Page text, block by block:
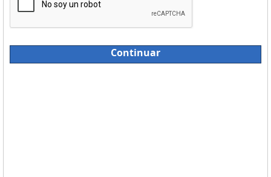
Continuar